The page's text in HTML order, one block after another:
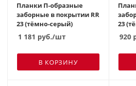
Планки П-образные
заборные в покрытии RR
23 (тёмно-серый)
1 181 руб./шт
В КОРЗИНУ
23
920